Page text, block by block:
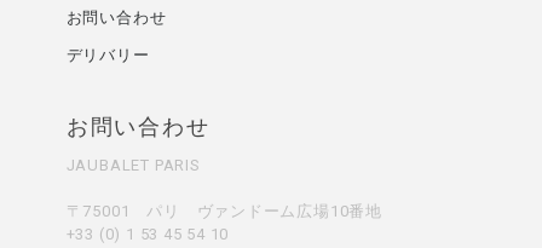
お問い合わせ
デリバリー
お問い合わせ
JAUBALET PARIS
〒75001 パリ ヴァンドーム広場10番地
+33 (0) 1 53 45 54 10